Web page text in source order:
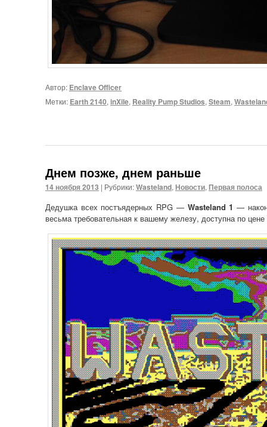
Автор: Enclave Officer
Метки: Earth 2140, inXile, Reality Pump Studios, Steam,
Днем позже, днем раньше
14 ноября 2013 | Рубрики:Wasteland, Новости, Первая полоса
Дедушка всех постъядерных RPG — Wasteland 1 —
весьма требовательная к вашему железу, доступна по цене